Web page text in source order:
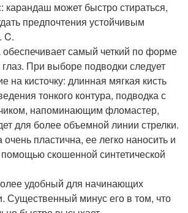
карандаш может быстро стираться,
предпочтения устойчивым
C.
самый четкий по форме
При выборе подводки следует
на кисточку: длинная мягкая кисть
тонкого контура, подводка с
напоминающим фломастер,
для более объемной линии стрелки.
пластична, ее легко наносить и
помощью скошенной синтетической
удобный для начинающих
Существенный минус его в том, что